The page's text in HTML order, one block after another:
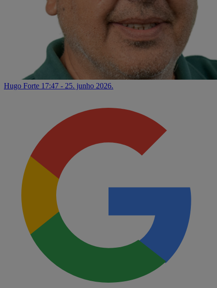
Hugo Forte 17:47 - 25. junho 2026.